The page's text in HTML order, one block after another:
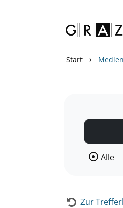
Start ›
Wählen
Alle
Zur